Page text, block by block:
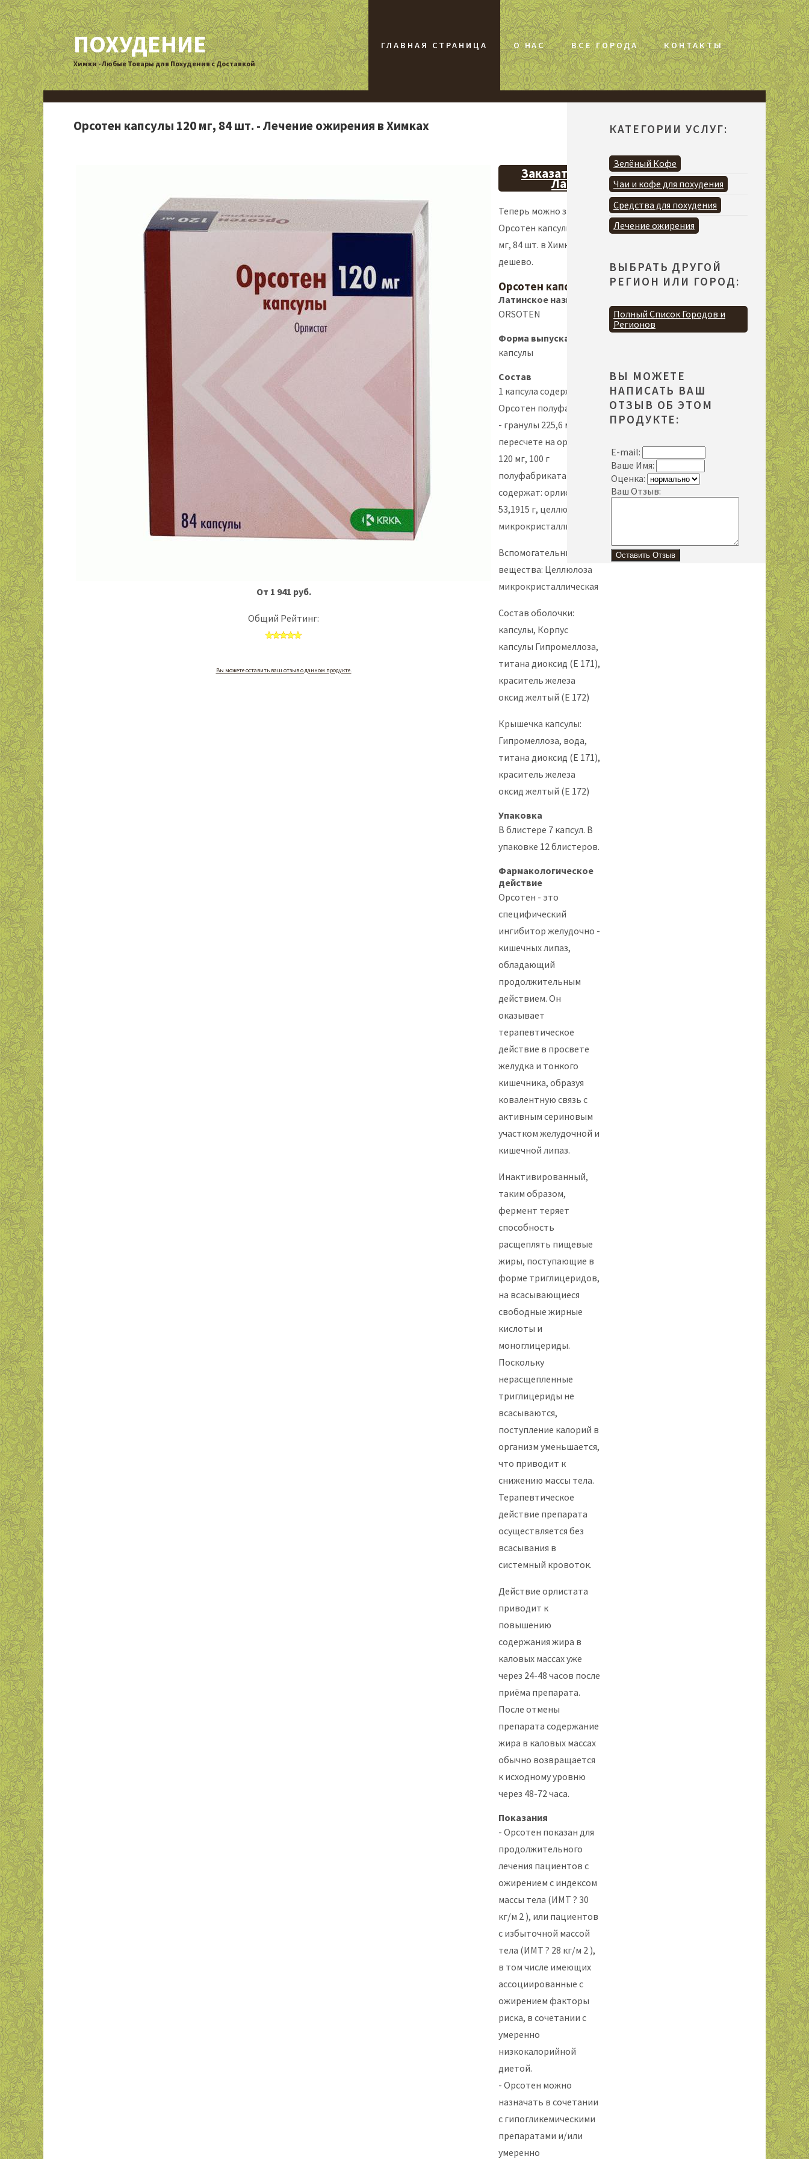
ПОХУДЕНИЕ
Химки - Любые Товары для Похудения с Доставкой
ГЛАВНАЯ СТРАНИЦА О НАС ВСЕ ГОРОДА КОНТАКТЫ
Орсотен капсулы 120 мг, 84 шт. - Лечение ожирения в Химках
От 1 941 руб.
Общий Рейтинг:
Вы можете оставить ваш отзыв о данном продукте.
Заказать Он-
Лайн >>
Теперь можно заказать
Орсотен капсулы 120
мг, 84 шт. в Химках
дешево.
Орсотен капсулы
Латинское название
ORSOTEN
Форма выпуска
капсулы
Состав
1 капсула содержит:
Орсотен полуфабрикат
- гранулы 225,6 мг, В
пересчете на орлистат
120 мг, 100 г
полуфабриката-гранул
содержат: орлистата
53,1915 г, целлюлозу
микрокристаллическую
Вспомогательные
вещества: Целлюлоза
микрокристаллическая
Состав оболочки:
капсулы, Корпус
капсулы Гипромеллоза,
титана диоксид (E 171),
краситель железа
оксид желтый (E 172)
Крышечка капсулы:
Гипромеллоза, вода,
титана диоксид (Е 171),
краситель железа
оксид желтый (Е 172)
Упаковка
В блистере 7 капсул. В
упаковке 12 блистеров.
Фармакологическое
действие
Орсотен - это
специфический
ингибитор желудочно -
кишечных липаз,
обладающий
продолжительным
действием. Он
оказывает
терапевтическое
действие в просвете
желудка и тонкого
кишечника, образуя
ковалентную связь с
активным сериновым
участком желудочной и
кишечной липаз.
Инактивированный,
таким образом,
фермент теряет
способность
расщеплять пищевые
жиры, поступающие в
форме триглицеридов,
на всасывающиеся
свободные жирные
кислоты и
моноглицериды.
Поскольку
нерасщепленные
триглицериды не
всасываются,
поступление калорий в
организм уменьшается,
что приводит к
снижению массы тела.
Терапевтическое
действие препарата
осуществляется без
всасывания в
системный кровоток.
Действие орлистата
приводит к
повышению
содержания жира в
каловых массах уже
через 24-48 часов после
приёма препарата.
После отмены
препарата содержание
жира в каловых массах
обычно возвращается
к исходному уровню
через 48-72 часа.
Показания
- Орсотен показан для
продолжительного
лечения пациентов с
ожирением с индексом
массы тела (ИМТ ? 30
кг/м 2 ), или пациентов
с избыточной массой
тела (ИМТ ? 28 кг/м 2 ),
в том числе имеющих
ассоциированные с
ожирением факторы
риска, в сочетании с
умеренно
низкокалорийной
диетой.
- Орсотен можно
назначать в сочетании
с гипогликемическими
препаратами и/или
умеренно
КАТЕГОРИИ УСЛУГ:
Зелёный Кофе
Чаи и кофе для похудения
Средства для похудения
Лечение ожирения
ВЫБРАТЬ ДРУГОЙ
РЕГИОН ИЛИ ГОРОД:
Полный Список Городов и
Регионов
ВЫ МОЖЕТЕ
НАПИСАТЬ ВАШ
ОТЗЫВ ОБ ЭТОМ
ПРОДУКТЕ:
E-mail:
Ваше Имя:
Оценка:
Ваш Отзыв: